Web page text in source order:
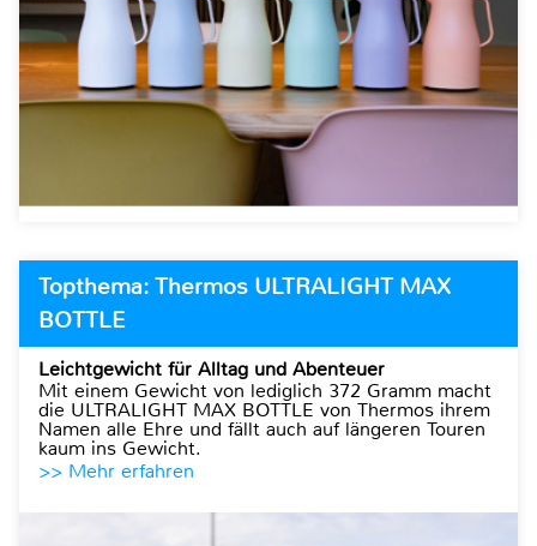
Topthema: Thermos ULTRALIGHT MAX
BOTTLE
Leichtgewicht für Alltag und Abenteuer
Mit einem Gewicht von lediglich 372 Gramm macht
die ULTRALIGHT MAX BOTTLE von Thermos ihrem
Namen alle Ehre und fällt auch auf längeren Touren
kaum ins Gewicht.
>> Mehr erfahren